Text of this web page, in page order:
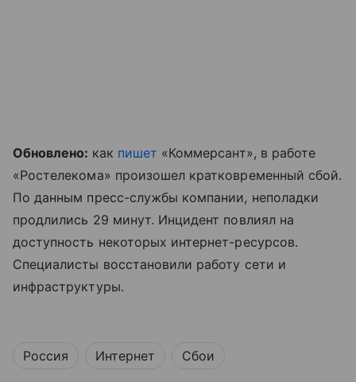
Обновлено: как пишет «Коммерсант», в работе
«Ростелекома» произошел кратковременный сбой.
По данным пресс-службы компании, неполадки
продлились 29 минут. Инцидент повлиял на
доступность некоторых интернет-ресурсов.
Специалисты восстановили работу сети и
инфраструктуры.
Россия Интернет Сбои